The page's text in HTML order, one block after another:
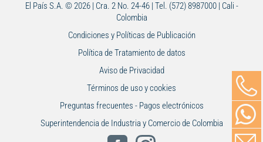
El País S.A. © 2026 | Cra. 2 No. 24-46 | Tel. (572) 8987000 | Cali -
Colombia
Condiciones y Políticas de Publicación
Política de Tratamiento de datos
Aviso de Privacidad
Términos de uso y cookies
Preguntas frecuentes - Pagos electrónicos
Superintendencia de Industria y Comercio de Colombia